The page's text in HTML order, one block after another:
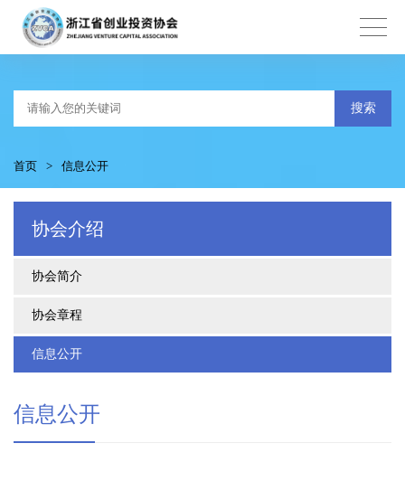
搜索
首页 > 信息公开
协会介绍
协会简介
协会章程
信息公开
信息公开